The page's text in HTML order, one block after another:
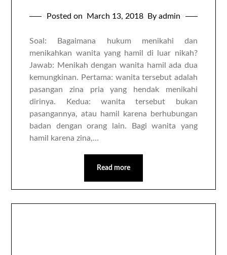
Posted on March 13, 2018 By admin
Soal: Bagaimana hukum menikahi dan
menikahkan wanita yang hamil di luar nikah?
Jawab: Menikah dengan wanita hamil ada dua
kemungkinan. Pertama: wanita tersebut adalah
pasangan zina pria yang hendak menikahi
dirinya. Kedua: wanita tersebut bukan
pasangannya, atau hamil karena berhubungan
badan dengan orang lain. Bagi wanita yang
hamil karena zina,…
Read more